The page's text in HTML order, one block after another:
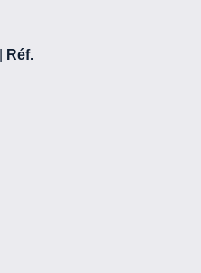
Réf.